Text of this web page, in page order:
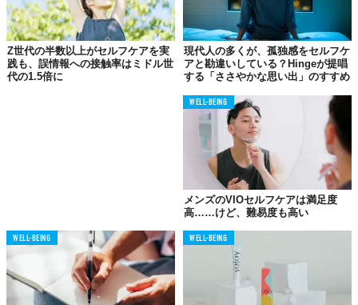
れる“慰めのしるし”となるのです」と、ネックレスに手を伸ばす
ことが、不安への対処法である可能性について言及している。
さらに彼女は、このトレンドについて、メンタルヘルスや精神病
にまつわるスティグマ（烙印）を押さずに不安と付き合う、Z世
「専門的なサービスや薬物療法が必要な場合もありますが、こう
した自分なりの方法を持つことも重要であり、彼らはメンタルヘ
ルスを促進する道を切り開いているのです」
大人気アーティストも着用している⁉︎
Z世代から絶大な支持を受ける、 世代のアイコンとも言える歌手
のオリビア・ロドリゴも、「コンフォートネックレス」を着用し
ていることを示唆するような動画が投稿されている。
同年代の代弁者のような存在である彼女が着用することは、トレ
Z世代の半数以上がセルフケアを実
践も、誤情報への接触率はミドル世
代の1.5倍に
現代人の多くが、孤独感をセルフケ
アと勘違いしている？Hingeが提唱
する「ささやかな思い出」のすすめ
WELL-BEING
メンズのVIOセルフケアは満足度
高……けど、難易度も高い
WELL-BEING WELL-BEING